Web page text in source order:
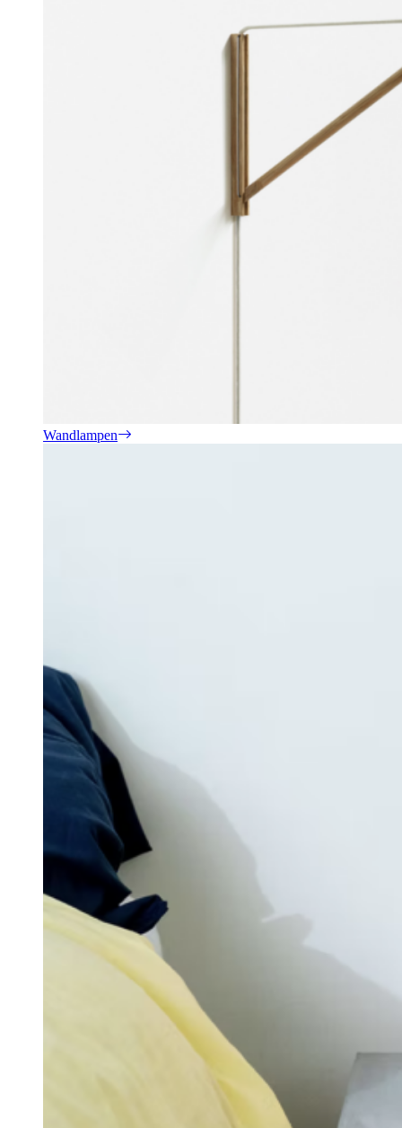
Wandlampen